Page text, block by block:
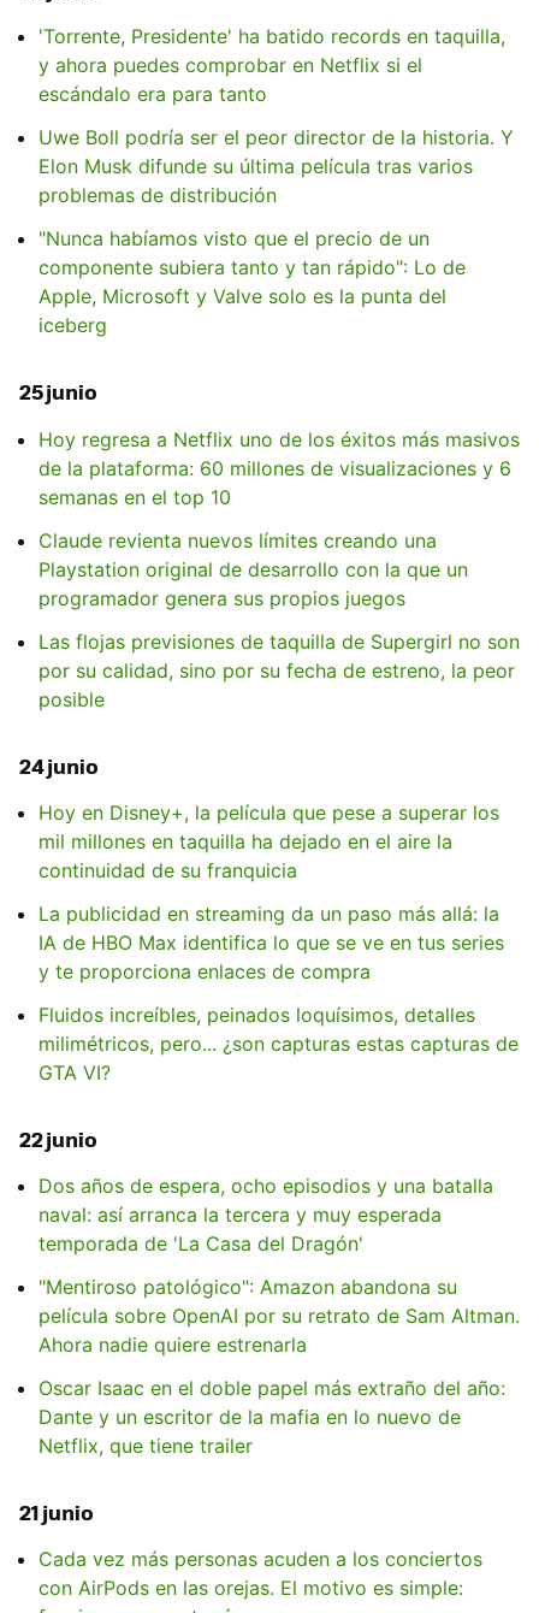
'Torrente, Presidente' ha batido records en taquilla,
y ahora puedes comprobar en Netflix si el
escándalo era para tanto
Uwe Boll podría ser el peor director de la historia. Y
Elon Musk difunde su última película tras varios
problemas de distribución
"Nunca habíamos visto que el precio de un
componente subiera tanto y tan rápido": Lo de
Apple, Microsoft y Valve solo es la punta del
iceberg
25 junio
Hoy regresa a Netflix uno de los éxitos más masivos
de la plataforma: 60 millones de visualizaciones y 6
semanas en el top 10
Claude revienta nuevos límites creando una
Playstation original de desarrollo con la que un
programador genera sus propios juegos
Las flojas previsiones de taquilla de Supergirl no son
por su calidad, sino por su fecha de estreno, la peor
posible
24 junio
Hoy en Disney+, la película que pese a superar los
mil millones en taquilla ha dejado en el aire la
continuidad de su franquicia
La publicidad en streaming da un paso más allá: la
IA de HBO Max identifica lo que se ve en tus series
y te proporciona enlaces de compra
Fluidos increíbles, peinados loquísimos, detalles
milimétricos, pero... ¿son capturas estas capturas de
GTA VI?
22 junio
Dos años de espera, ocho episodios y una batalla
naval: así arranca la tercera y muy esperada
temporada de 'La Casa del Dragón'
"Mentiroso patológico": Amazon abandona su
película sobre OpenAI por su retrato de Sam Altman.
Ahora nadie quiere estrenarla
Oscar Isaac en el doble papel más extraño del año:
Dante y un escritor de la mafia en lo nuevo de
Netflix, que tiene trailer
21 junio
Cada vez más personas acuden a los conciertos
con AirPods en las orejas. El motivo es simple: